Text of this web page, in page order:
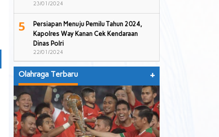
23/01/2024
5
Persiapan Menuju Pemilu Tahun 2024,
Kapolres Way Kanan Cek Kendaraan
Dinas Polri
22/01/2024
Olahraga Terbaru +